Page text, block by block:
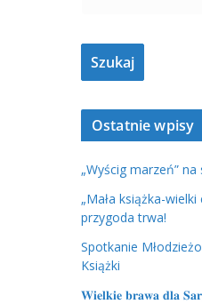
Ostatnie wpisy
„Wyścig marzeń”
„Mała książka-
przygoda trwa!
Spotkanie
Książki
𝐖𝐢𝐞𝐥𝐤𝐢𝐞 𝐛𝐫𝐚𝐰𝐚 𝐝𝐥𝐚